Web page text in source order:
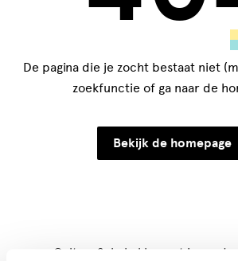
De pagina die je zocht bestaat niet
zoekfunctie of ga naar de
Bekijk de homepage
CultuurSchakel brengt je verder